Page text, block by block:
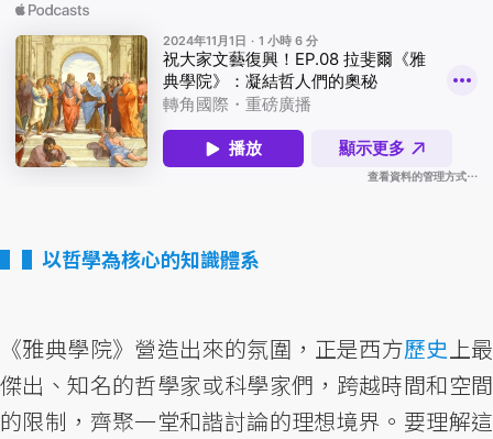
▌以哲學為核心的知識體系
《雅典學院》營造出來的氛圍，正是西方歷史上最
傑出、知名的哲學家或科學家們，跨越時間和空間
的限制，齊聚一堂和諧討論的理想境界。要理解這